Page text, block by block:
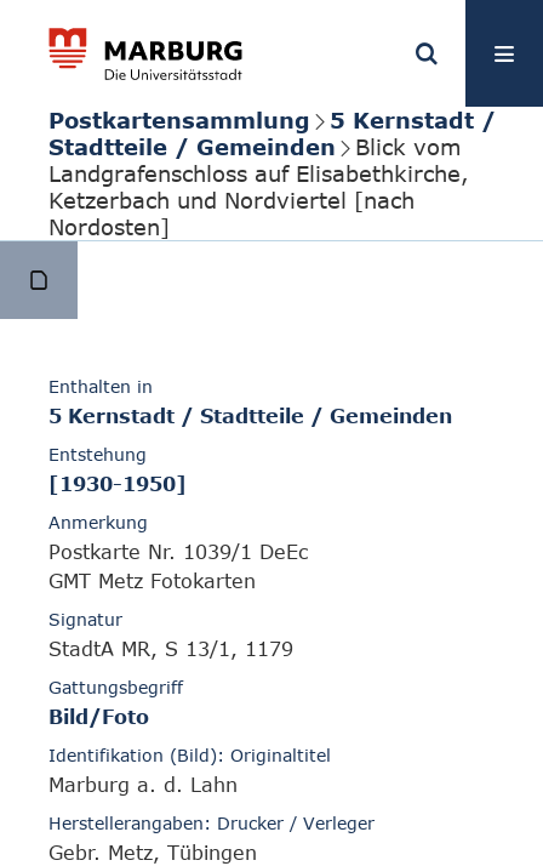
Postkartensammlung
5 Kernstadt /
Stadtteile / Gemeinden
Blick vom
Landgrafenschloss auf Elisabethkirche,
Ketzerbach und Nordviertel [nach
Nordosten]
Enthalten in
5 Kernstadt / Stadtteile / Gemeinden
Entstehung
[1930-1950]
Anmerkung
Postkarte Nr. 1039/1 DeEc
GMT Metz Fotokarten
Signatur
StadtA MR, S 13/1, 1179
Gattungsbegriff
Bild/Foto
Identifikation (Bild): Originaltitel
Marburg a. d. Lahn
Herstellerangaben: Drucker / Verleger
Gebr. Metz, Tübingen